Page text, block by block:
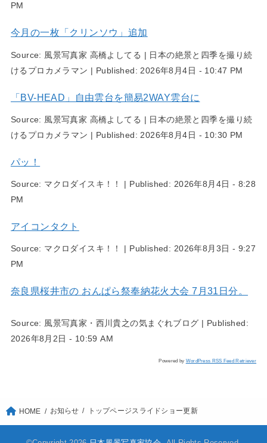
PM
今月の一枚「クリンソウ」追加
Source: 風景写真家 高橋よしてる | 日本の絶景と四季を撮り続
けるプロカメラマン | Published: 2026年8月4日 - 10:47 PM
「BV-HEAD」自由雲台を簡易2WAY雲台に
Source: 風景写真家 高橋よしてる | 日本の絶景と四季を撮り続
けるプロカメラマン | Published: 2026年8月4日 - 10:30 PM
パッ！
Source: マクロダイスキ！！ | Published: 2026年8月4日 - 8:28
PM
アイコンタクト
Source: マクロダイスキ！！ | Published: 2026年8月3日 - 9:27
PM
奈良県桜井市の おんぱら祭奉納花火大会 7月31日分。
Source: 風景写真家・西川貴之の気まぐれブログ | Published:
2026年8月2日 - 10:59 AM
Powered by WordPress RSS Feed Retriever
HOME お知らせ トップページスライドショー更新